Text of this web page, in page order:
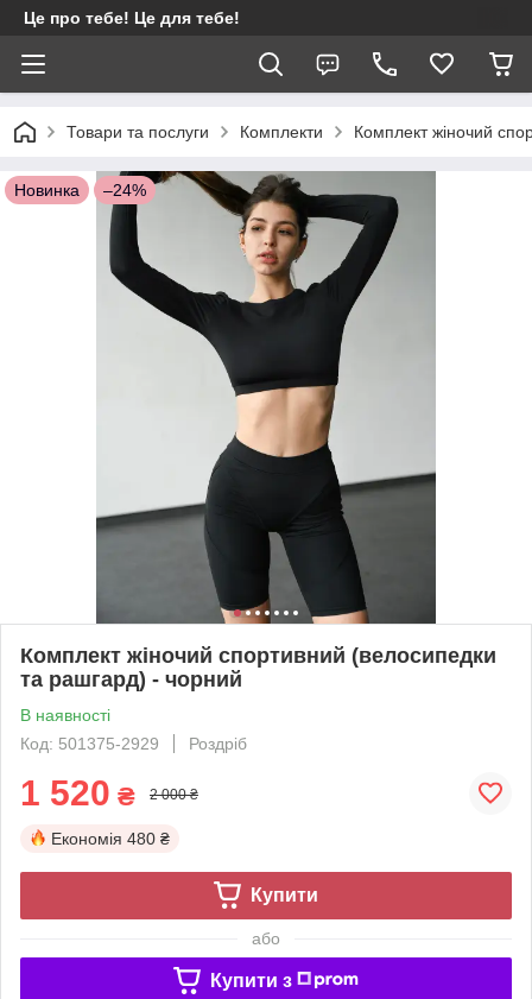
Це про тебе! Це для тебе!
Товари та послуги Комплекти Комплект жіночий
Новинка –24%
Комплект жіночий спортивний (велосипедки
та рашгард) - чорний
В наявності
Код: 501375-2929
Роздріб
1 520 ₴ 2 000 ₴
Економія 480 ₴
Купити
або
Купити з